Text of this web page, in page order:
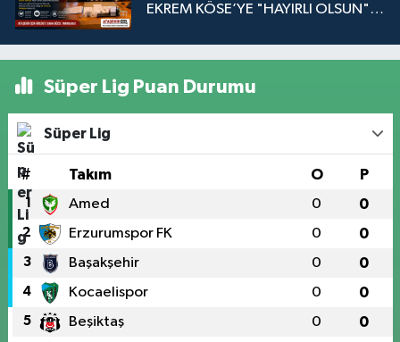
EKREM KÖSE’YE "HAYIRLI OLSUN"
Süper Lig Puan Durumu
Süper Lig
# Takım O P
1 Amed 0 0
2 Erzurumspor FK 0 0
3 Başakşehir 0 0
4 Kocaelispor 0 0
5 Beşiktaş 0 0